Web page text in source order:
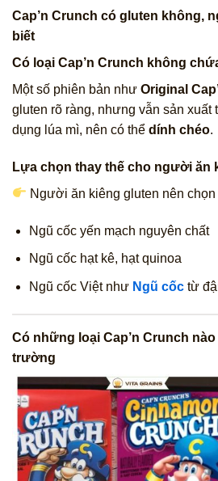
Cap’n Crunch có gluten không,
biết
Có loại Cap’n Crunch không
Một số phiên bản như Original
gluten rõ ràng, nhưng vẫn sản xuất
dụng lúa mì, nên có thể dính chéo.
Lựa chọn thay thế cho người ăn
Người ăn kiêng gluten nên
Ngũ cốc yến mạch nguyên chất
Ngũ cốc hạt kê, hạt quinoa
Ngũ cốc Việt như Ngũ cốctừ
Có những loại Cap’n Crunch
trường